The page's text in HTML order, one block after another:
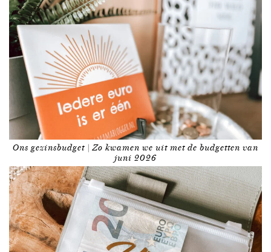
Ons gezinsbudget | Zo kwamen we uit met de budgetten van
juni 2026